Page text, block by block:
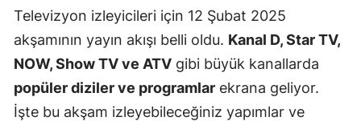
Televizyon izleyicileri için 12 Şubat 2025
akşamının yayın akışı belli oldu. Kanal D, Star TV,
NOW, Show TV ve ATV gibi büyük kanallarda
popüler diziler ve programlar ekrana geliyor.
İşte bu akşam izleyebileceğiniz yapımlar ve